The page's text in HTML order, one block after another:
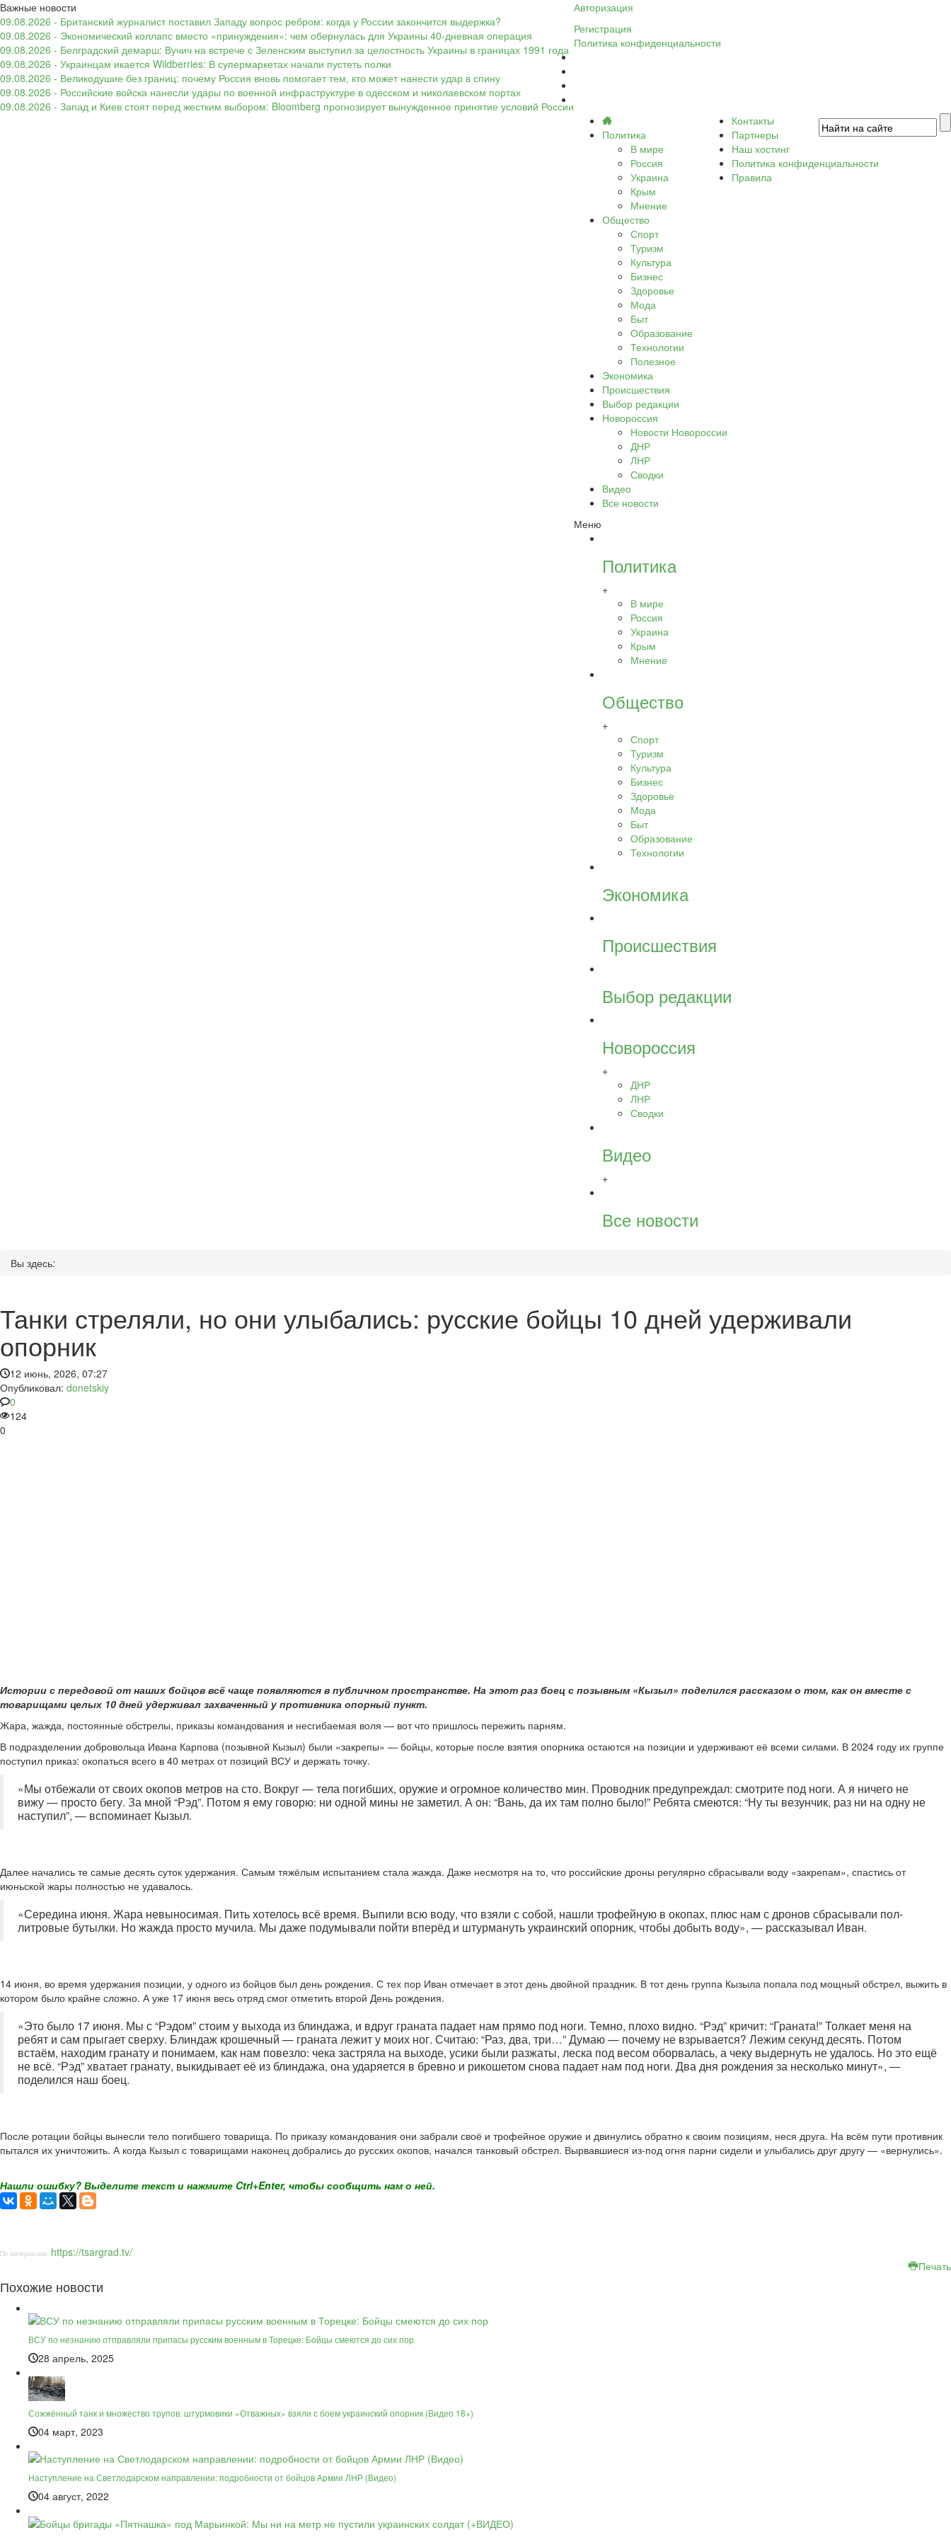
Важные новости
09.08.2026 - Британский журналист поставил Западу вопрос ребром: когда у России закончится выдержка?
09.08.2026 - Экономический коллапс вместо «принуждения»: чем обернулась для Украины 40-дневная операция
09.08.2026 - Белградский демарш: Вучич на встрече с Зеленским выступил за целостность Украины в границах 1991 года
09.08.2026 - Украинцам икается Wildberries: В супермаркетах начали пустеть полки
09.08.2026 - Великодушие без границ: почему Россия вновь помогает тем, кто может нанести удар в спину
09.08.2026 - Российские войска нанесли удары по военной инфраструктуре в одесском и николаевском портах
09.08.2026 - Запад и Киев стоят перед жестким выбором: Bloomberg прогнозирует вынужденное принятие условий России
Авторизация
Регистрация
Политика конфиденциальности
Политика
В мире
Россия
Украина
Крым
Мнение
Общество
Спорт
Туризм
Культура
Бизнес
Здоровье
Мода
Быт
Образование
Технологии
Полезное
Экономика
Происшествия
Выбор редакции
Новороссия
Новости Новороссии
ДНР
ЛНР
Сводки
Видео
Все новости
Меню
Политика
+
В мире
Россия
Украина
Крым
Мнение
Общество
+
Спорт
Туризм
Культура
Бизнес
Здоровье
Мода
Быт
Образование
Технологии
Экономика
Происшествия
Выбор редакции
Новороссия
+
ДНР
ЛНР
Сводки
Видео
+
Все новости
Контакты
Партнеры
Наш хостинг
Политика конфиденциальности
Правила
Вы здесь:
Танки стреляли, но они улыбались: русские бойцы 10 дней удерживали
опорник
12 июнь, 2026, 07:27
Опубликовал: donetskiy
0
124
0
Истории с передовой от наших бойцов всё чаще появляются в публичном пространстве. На этот раз боец с позывным «Кызыл» поделился рассказом о том, как он вместе с
товарищами целых 10 дней удерживал захваченный у противника опорный пункт.
Жара, жажда, постоянные обстрелы, приказы командования и несгибаемая воля — вот что пришлось пережить парням.
В подразделении добровольца Ивана Карпова (позывной Кызыл) были «закрепы» — бойцы, которые после взятия опорника остаются на позиции и удерживают её всеми силами. В 2024 году их группе
поступил приказ: окопаться всего в 40 метрах от позиций ВСУ и держать точку.
«Мы отбежали от своих окопов метров на сто. Вокруг — тела погибших, оружие и огромное количество мин. Проводник предупреждал: смотрите под ноги. А я ничего не
вижу — просто бегу. За мной “Рэд”. Потом я ему говорю: ни одной мины не заметил. А он: “Вань, да их там полно было!” Ребята смеются: “Ну ты везунчик, раз ни на одну не
наступил”, — вспоминает Кызыл.
Далее начались те самые десять суток удержания. Самым тяжёлым испытанием стала жажда. Даже несмотря на то, что российские дроны регулярно сбрасывали воду «закрепам», спастись от
июньской жары полностью не удавалось.
«Середина июня. Жара невыносимая. Пить хотелось всё время. Выпили всю воду, что взяли с собой, нашли трофейную в окопах, плюс нам с дронов сбрасывали пол-
литровые бутылки. Но жажда просто мучила. Мы даже подумывали пойти вперёд и штурмануть украинский опорник, чтобы добыть воду», — рассказывал Иван.
14 июня, во время удержания позиции, у одного из бойцов был день рождения. С тех пор Иван отмечает в этот день двойной праздник. В тот день группа Кызыла попала под мощный обстрел, выжить в
котором было крайне сложно. А уже 17 июня весь отряд смог отметить второй День рождения.
«Это было 17 июня. Мы с “Рэдом” стоим у выхода из блиндажа, и вдруг граната падает нам прямо под ноги. Темно, плохо видно. “Рэд” кричит: “Граната!” Толкает меня на
ребят и сам прыгает сверху. Блиндаж крошечный — граната лежит у моих ног. Считаю: “Раз, два, три…” Думаю — почему не взрывается? Лежим секунд десять. Потом
встаём, находим гранату и понимаем, как нам повезло: чека застряла на выходе, усики были разжаты, леска под весом оборвалась, а чеку выдернуть не удалось. Но это ещё
не всё. “Рэд” хватает гранату, выкидывает её из блиндажа, она ударяется в бревно и рикошетом снова падает нам под ноги. Два дня рождения за несколько минут», —
поделился наш боец.
После ротации бойцы вынесли тело погибшего товарища. По приказу командования они забрали своё и трофейное оружие и двинулись обратно к своим позициям, неся друга. На всём пути противник
пытался их уничтожить. А когда Кызыл с товарищами наконец добрались до русских окопов, начался танковый обстрел. Вырвавшиеся из-под огня парни сидели и улыбались друг другу — «вернулись».
Нашли ошибку? Выделите текст и нажмите Ctrl+Enter, чтобы сообщить нам о ней.
По материалам: https://tsargrad.tv/
Печать
Похожие новости
ВСУ по незнанию отправляли припасы русским военным в Торецке: Бойцы смеются до сих пор
28 апрель, 2025
Сожжённый танк и множество трупов: штурмовики «Отважных» взяли с боем украинский опорник (Видео 18+)
04 март, 2023
Наступление на Светлодарском направлении: подробности от бойцов Армии ЛНР (Видео)
04 август, 2022